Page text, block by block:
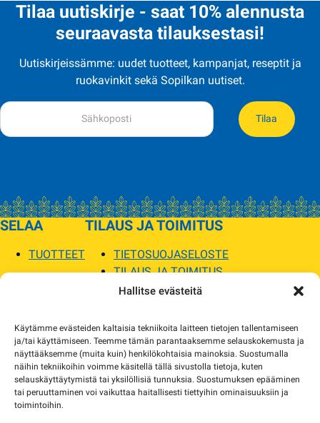
Hallitse evästeitä
Käytämme evästeiden kaltaisia tekniikoita laitteen tietojen tallentamiseen
ja/tai käyttämiseen. Teemme tämän parantaaksemme selauskokemusta ja
näyttääksemme (muita kuin) henkilökohtaisia mainoksia. Suostumalla
näihin tekniikoihin voimme käsitellä tällä sivustolla tietoja, kuten
selauskäyttäytymistä tai yksilöllisiä tunnuksia. Suostumuksen epääminen
tai peruuttaminen voi vaikuttaa haitallisesti tiettyihin ominaisuuksiin ja
toimintoihin.
Tilaa uutiskirje - saat 10% alennusta
seuraavasta tilauksestasi!
Uutiskirjeissämme: uudet tuotteet, kampanjat, reseptit ja
ruokavinkit sekä Sopilkan uutiset.
Tilaa
SELAA
TUOTTEET
TILAUS JA TOIMITUS
TIETOSUOJASELOSTE
TILAUS JA TOIMITUS
TOIMITUSEHDOT
MYYMÄLÄT JA YHTEYSTIEDOT
USEIN KYSYTYT
AJANKOHTAISTA